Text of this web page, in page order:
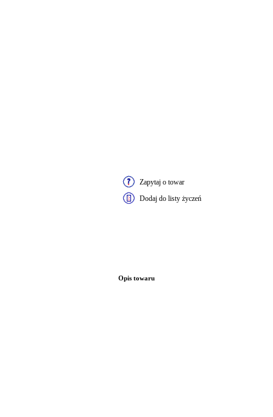
Zapytaj o towar
Dodaj do listy życzeń
Opis towaru